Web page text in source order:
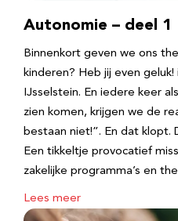
Autonomie – deel 1
Binnenkort geven we ons
kinderen? Heb jij even
IJsselstein. En iedere keer
zien komen, krijgen we de
bestaan niet!”. En dat klopt.
Een tikkeltje provocatief
zakelijke programma’s en
Lees meer